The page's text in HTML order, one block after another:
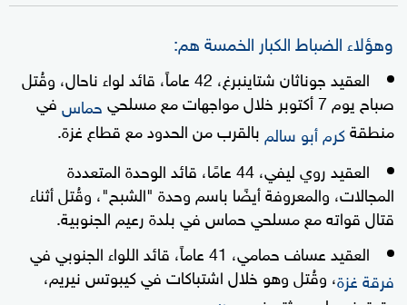
وهؤلاء الضباط الكبار الخمسة هم:
العقيد جوناثان شتاينبرغ، 42 عاماً، قائد لواء ناحال، وقُتل
صباح يوم 7 أكتوبر خلال مواجهات مع مسلحي
حماسفي
منطقةكرم أبو سالمبالقرب من الحدود مع قطاع غزة.
العقيد روي ليفي، 44 عامًا، قائد الوحدة المتعددة
المجالات، والمعروفة أيضًا باسم وحدة "الشبح"، وقُتل أثناء
قتال قواته مع مسلحي حماس في بلدة رعيم الجنوبية.
العقيد عساف حمامي، 41 عاماً، قائد اللواء الجنوبي في
فرقة غزة، وقُتل وهو خلال اشتباكات في كيبوتس نيريم،